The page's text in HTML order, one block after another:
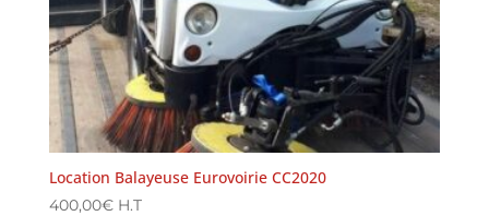
Location Balayeuse Eurovoirie CC2020
400,00€ H.T